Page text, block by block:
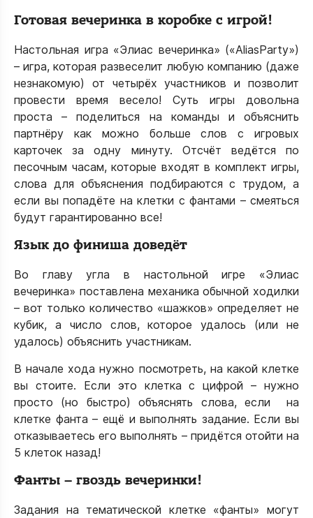
Готовая вечеринка в коробке с игрой!
Настольная игра «Элиас вечеринка» («AliasParty»)
– игра, которая развеселит любую компанию (даже
незнакомую) от четырёх участников и позволит
провести время весело! Суть игры довольна
проста – поделиться на команды и объяснить
партнёру как можно больше слов с игровых
карточек за одну минуту. Отсчёт ведётся по
песочным часам, которые входят в комплект игры,
слова для объяснения подбираются с трудом, а
если вы попадёте на клетки с фантами – смеяться
будут гарантированно все!
Язык до финиша доведёт
Во главу угла в настольной игре «Элиас
вечеринка» поставлена механика обычной ходилки
– вот только количество «шажков» определяет не
кубик, а число слов, которое удалось (или не
удалось) объяснить участникам.
В начале хода нужно посмотреть, на какой клетке
вы стоите. Если это клетка с цифрой – нужно
просто (но быстро) объяснять слова, если на
клетке фанта – ещё и выполнять задание. Если вы
отказываетесь его выполнять – придётся отойти на
5 клеток назад!
Фанты – гвоздь вечеринки!
Задания на тематической клетке «фанты» могут